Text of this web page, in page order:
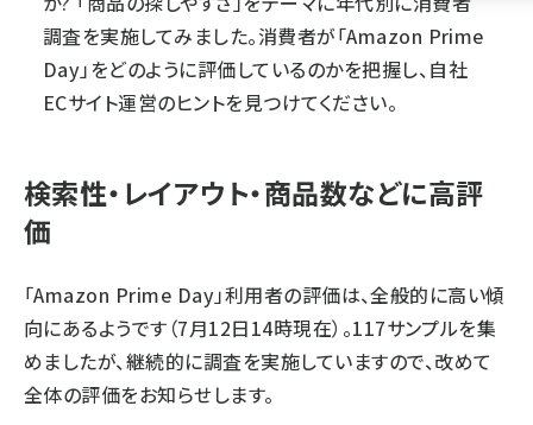
調査を実施してみました。消費者が「Amazon Prime
Day」をどのように評価しているのかを把握し、自社
ECサイト運営のヒントを見つけてください。
検索性・レイアウト・商品数などに高評
価
「Amazon Prime Day」利用者の評価は、全般的に高い傾
向にあるようです（7月12日14時現在）。117サンプルを集
めましたが、継続的に調査を実施していますので、改めて
全体の評価をお知らせします。